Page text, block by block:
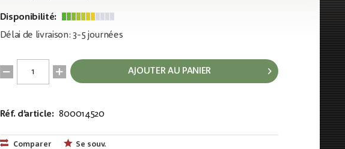
Disponibilité:
Délai de livraison: 3-5 journées
AJOUTER AU PANIER
Réf. d’article: 800014520
Comparer Se souv.